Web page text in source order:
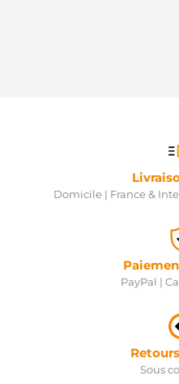
Domicile | France &
PayPal |
Sous